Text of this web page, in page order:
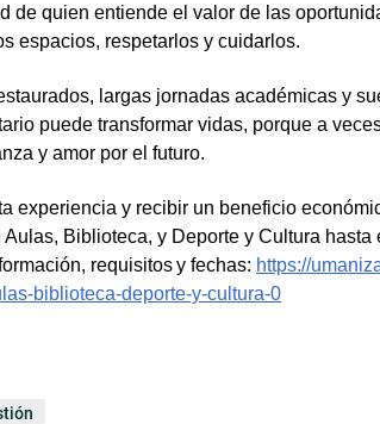
de quien entiende el valor de las
espacios, respetarlos y cuidarlos.
largas jornadas académicas y
puede transformar vidas, porque a
y amor por el futuro.
experiencia y recibir un beneficio
Biblioteca, y Deporte y Cultura
requisitos y fechas: https://
biblioteca-deporte-y-cultura-0